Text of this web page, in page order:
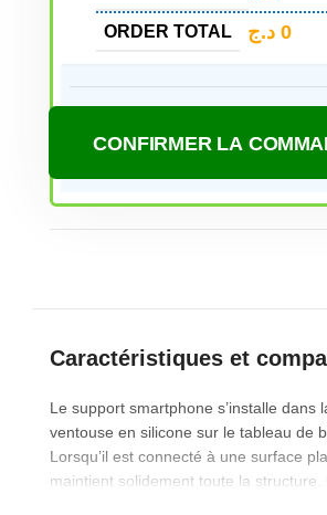
ORDER TOTAL 0 د.ج
Caractéristiques et
Le support smartphone s’installe dans
ventouse en silicone sur le tableau de
Lorsqu’il est connecté à une surface
maintient solidement toute la